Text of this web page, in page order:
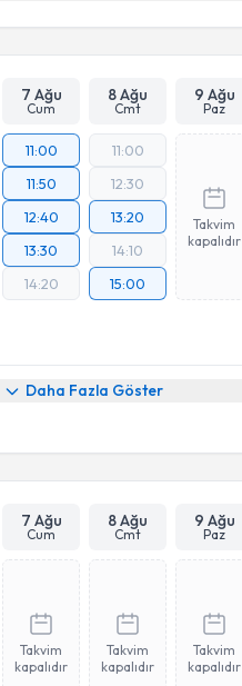
7 Ağu
Cum
8 Ağu
Cmt
9 Ağu
Paz
11:00
11:50
12:40
13:30
14:20
11:00
12:30
13:20
14:10
15:00
Takvim
kapalıdır
Daha Fazla Göster
7 Ağu
Cum
8 Ağu
Cmt
9 Ağu
Paz
Takvim
kapalıdır
Takvim
kapalıdır
Takvim
kapalıdır